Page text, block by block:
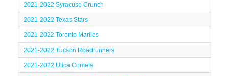
2021-2022 Syracuse Crunch
2021-2022 Texas Stars
2021-2022 Toronto Marlies
2021-2022 Tucson Roadrunners
2021-2022 Utica Comets